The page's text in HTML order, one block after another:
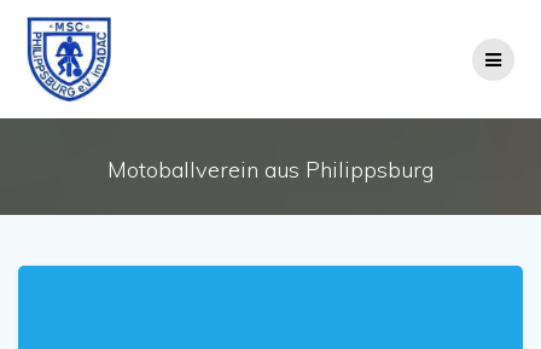
Motoballverein aus Philippsburg